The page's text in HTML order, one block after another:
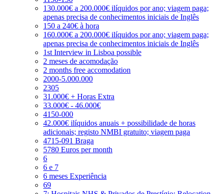
130.000€ a 200.000€ ilíquidos por ano; viagem paga;
apenas precisa de conhecimentos iniciais de Inglês
150 a 240€ à hora
160.000€ a 200.000€ ilíquidos por ano; viagem paga;
apenas precisa de conhecimentos iniciais de Inglês
1st Interview in Lisboa possible
2 meses de acomodação
2 months free accomodation
2000-5.000.000
2305
31.000€ + Horas Extra
33.000€ - 46.000€
4150-000
42.000€ ilíquidos anuais + possibilidade de horas
adicionais; registo NMBI gratuito; viagem paga
4715-091 Braga
5780 Euros per month
6
6 e 7
6 meses Experiência
69